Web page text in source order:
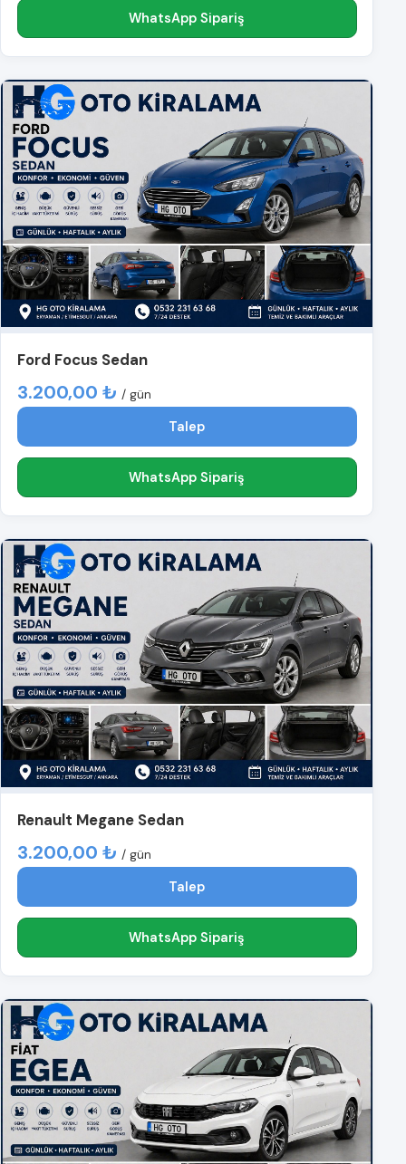
WhatsApp Sipariş
Ford Focus Sedan
3.200,00 ₺ / gün
Talep
WhatsApp Sipariş
Renault Megane Sedan
3.200,00 ₺ / gün
Talep
WhatsApp Sipariş